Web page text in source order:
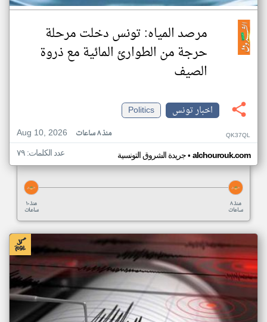
مرصد المياه: تونس دخلت مرحلة
حرجة من الطوارئ المائية مع ذروة
الصيف
اخبار تونس
Politics
Aug 10, 2026
منذ ٨ ساعات QK37QL
جريدة الشروق التونسية• alchourouk.com عدد الكلمات: ٧٩
منذ ١٠
ساعات
منذ ٨
ساعات